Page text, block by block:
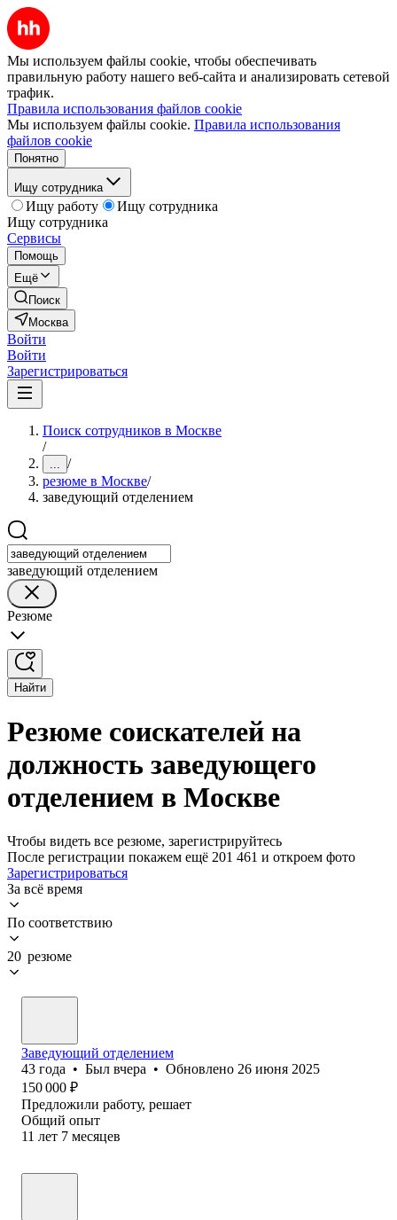
Мы используем файлы cookie, чтобы обеспечивать
правильную работу нашего веб-сайта и анализировать сетевой
трафик.
Правила использования файлов cookie
Мы используем файлы cookie. Правила использования
файлов cookie
Понятно
Ищу сотрудника
Ищу работу
Ищу сотрудника
Ищу сотрудника
Сервисы
Помощь
Ещё
Поиск
Москва
Войти
Войти
Зарегистрироваться
Поиск сотрудников в Москве
/
... /
резюме в Москве/
заведующий отделением
заведующий отделением
Резюме
Найти
Резюме соискателей на
должность заведующего
отделением в Москве
Чтобы видеть все резюме, зарегистрируйтесь
После регистрации покажем ещё 201 461 и откроем фото
Зарегистрироваться
За всё время
По соответствию
20 резюме
Заведующий отделением
43 года • Был вчера • Обновлено 26 июня 2025
150 000 ₽
Предложили работу, решает
Общий опыт
11 лет 7 месяцев